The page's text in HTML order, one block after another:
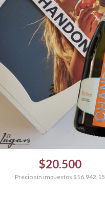
$20.500
Precio sin impuestos $16.942,15